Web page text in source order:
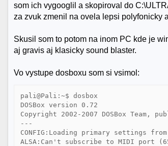
som ich vygooglil a skopiroval do
za zvuk zmenil na ovela lepsi polyfonicky
Skusil som to potom na inom PC kde je
aj gravis aj klasicky sound blaster.
Vo vystupe dosboxu som si vsimol:
pali@Pali:~$ dosbox
DOSBox version 0.72
Copyright 2002-2007 DOSBox Team,
---
CONFIG:Loading primary settings
ALSA:Can't subscribe to MIDI port